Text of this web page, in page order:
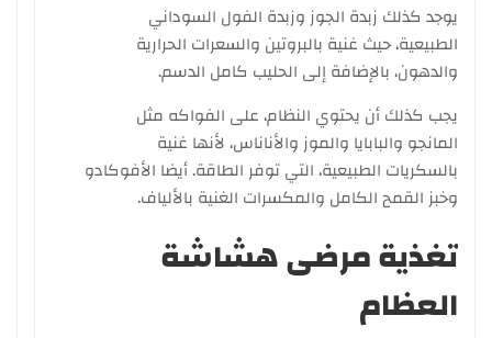
يوجد كذلك زبدة الجوز وزبدة الفول السوداني
الطبيعية، حيث غنية بالبروتين والسعرات الحرارية
والدهون، بالإضافة إلى الحليب كامل الدسم.
يجب كذلك أن يحتوي النظام، على الفواكه مثل
المانجو والبابايا والموز والأناناس، لأنها غنية
بالسكريات الطبيعية، التي توفر الطاقة. أيضا الأفوكادو
وخبز القمح الكامل والمكسرات الغنية بالألياف.
تغذية مرضى هشاشة
العظام